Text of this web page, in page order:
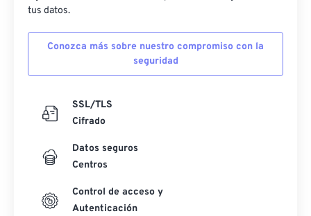
tus datos.
Conozca más sobre nuestro compromiso con la
seguridad
SSL/TLS
Cifrado
Datos seguros
Centros
Control de acceso y
Autenticación